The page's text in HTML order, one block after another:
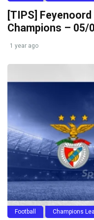
[TIPS]
Champions – 05/
1 year ago
Football Champions